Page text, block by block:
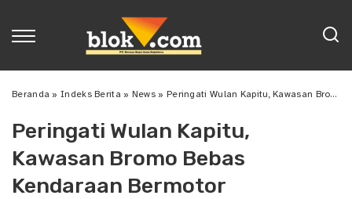
Beranda »Indeks Berita » News » Peringati Wulan Kapitu, Kawasan Bromo Bebas Kendaraan Bermotor
Peringati Wulan Kapitu,
Kawasan Bromo Bebas
Kendaraan Bermotor